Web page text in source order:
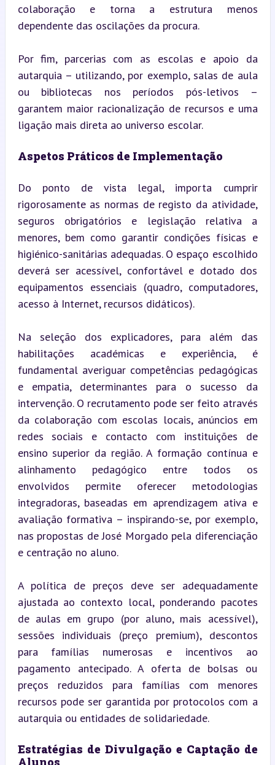
colaboração e torna a estrutura menos
dependente das oscilações da procura.
Por fim, parcerias com as escolas e apoio da
autarquia – utilizando, por exemplo, salas de aula
ou bibliotecas nos períodos pós-letivos –
garantem maior racionalização de recursos e uma
ligação mais direta ao universo escolar.
Aspetos Práticos de Implementação
Do ponto de vista legal, importa cumprir
rigorosamente as normas de registo da atividade,
seguros obrigatórios e legislação relativa a
menores, bem como garantir condições físicas e
higiénico-sanitárias adequadas. O espaço escolhido
deverá ser acessível, confortável e dotado dos
equipamentos essenciais (quadro, computadores,
acesso à Internet, recursos didáticos).
Na seleção dos explicadores, para além das
habilitações académicas e experiência, é
fundamental averiguar competências pedagógicas
e empatia, determinantes para o sucesso da
intervenção. O recrutamento pode ser feito através
da colaboração com escolas locais, anúncios em
redes sociais e contacto com instituições de
ensino superior da região. A formação contínua e
alinhamento pedagógico entre todos os
envolvidos permite oferecer metodologias
integradoras, baseadas em aprendizagem ativa e
avaliação formativa – inspirando-se, por exemplo,
nas propostas de José Morgado pela diferenciação
e centração no aluno.
A política de preços deve ser adequadamente
ajustada ao contexto local, ponderando pacotes
de aulas em grupo (por aluno, mais acessível),
sessões individuais (preço premium), descontos
para famílias numerosas e incentivos ao
pagamento antecipado. A oferta de bolsas ou
preços reduzidos para famílias com menores
recursos pode ser garantida por protocolos com a
autarquia ou entidades de solidariedade.
Estratégias de Divulgação e Captação de
Alunos